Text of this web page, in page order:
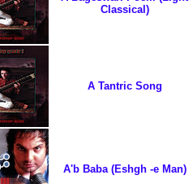
Classical)
A Tantric Song
A'b Baba (Eshgh -e Man)